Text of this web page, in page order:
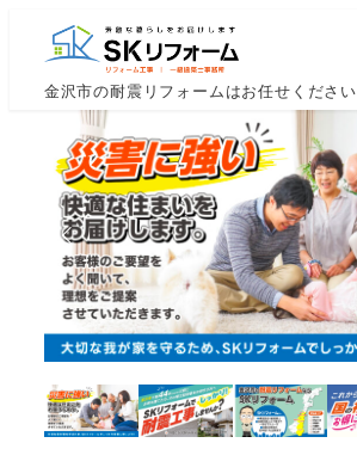
金沢市の耐震リフォームはお任せください